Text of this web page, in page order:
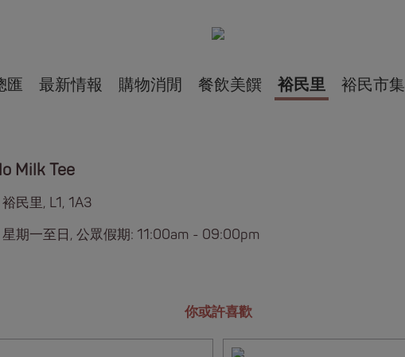
匯 最新情報 購物消閒 餐飲美饌 裕民里 裕民市集
Milk Tee
裕民里, L1, 1A3
星期一至日, 公眾假期: 11:00am - 09:00pm
你或許喜歡